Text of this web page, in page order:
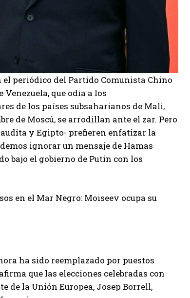
el periódico del Partido Comunista Chino
que odia a los
de los países subsaharianos de Mali,
de Moscú, se arrodillan ante el zar. Pero
y Egipto- prefieren enfatizar la
ignorar un mensaje de Hamas
bajo el gobierno de Putin con los
en el Mar Negro: Moiseev ocupa su
ha sido reemplazado por puestos
que las elecciones celebradas con
de la Unión Europea, Josep Borrell,